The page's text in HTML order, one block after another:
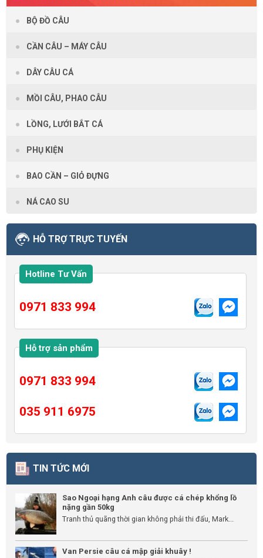
BỘ ĐỒ CÂU
CẦN CÂU – MÁY CÂU
DÂY CÂU CÁ
MỒI CÂU, PHAO CÂU
LỒNG, LƯỚI BẮT CÁ
PHỤ KIỆN
BAO CẦN – GIỎ ĐỰNG
NÁ CAO SU
HỖ TRỢ TRỰC TUYẾN
Hotline Tư Vấn
0971 833 994
Hỗ trợ sản phẩm
0971 833 994
035 911 6975
TIN TỨC MỚI
Sao Ngoại hạng Anh câu được cá chép khổng lồ
nặng gần 50kg
Tranh thủ quãng thời gian không phải thi đấu, Mark...
Van Persie câu cá mập giải khuây !